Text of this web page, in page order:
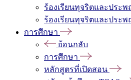
ร้องเรียนทุจริตและประ
ร้องเรียนทุจริตและประ
การศึกษา
ย้อนกลับ
การศึกษา
หลักสูตรที่เปิดสอน